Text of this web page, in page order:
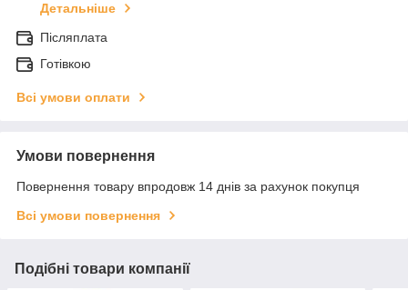
Детальніше
Післяплата
Готівкою
Всі умови оплати
Умови повернення
Повернення товару впродовж 14 днів за рахунок покупця
Всі умови повернення
Подібні товари компанії